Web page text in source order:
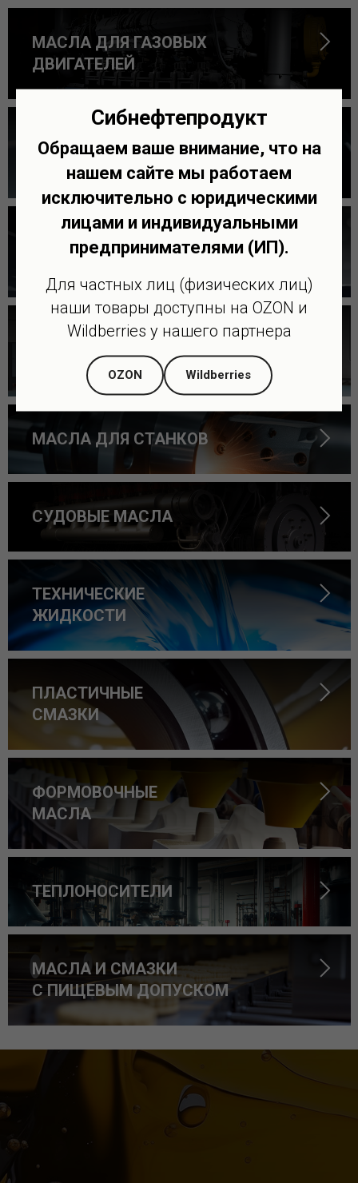
Сибнефтепродукт
Обращаем ваше внимание, что на
нашем сайте мы работаем
исключительно с юридическими
лицами и индивидуальными
предпринимателями (ИП).
Для частных лиц (физических лиц)
наши товары доступны на OZON и
Wildberries у нашего партнера
OZON Wildberries
МАСЛА ДЛЯ ГАЗОВЫХ
ДВИГАТЕЛЕЙ
ТУРБИННЫЕ
МАСЛА
СМАЗОЧНО-ОХЛАЖДАЮЩИЕ
ЖИДКОСТИ
КОМПРЕССОРНЫЕ
МАСЛА
МАСЛА ДЛЯ СТАНКОВ
СУДОВЫЕ МАСЛА
ТЕХНИЧЕСКИЕ
ЖИДКОСТИ
ПЛАСТИЧНЫЕ
СМАЗКИ
ФОРМОВОЧНЫЕ
МАСЛА
ТЕПЛОНОСИТЕЛИ
МАСЛА И СМАЗКИ
С ПИЩЕВЫМ ДОПУСКОМ